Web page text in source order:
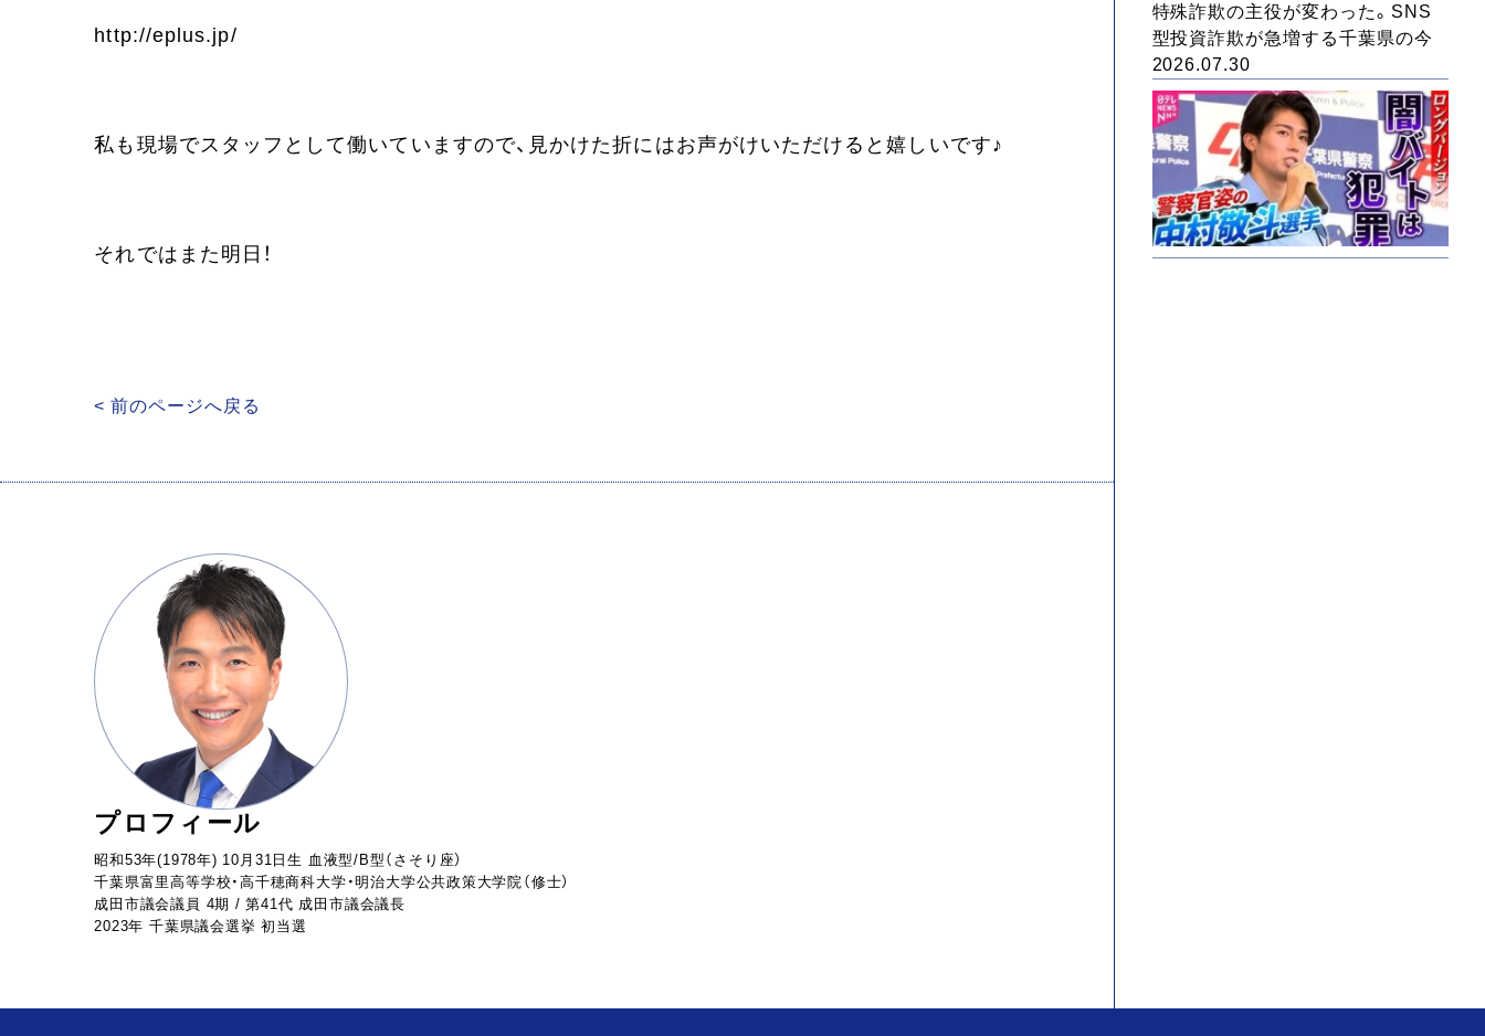
http://eplus.jp/
私も現場でスタッフとして働いていますので、見かけた折にはお声がけいただけると嬉しいです♪
それではまた明日！
< 前のページへ戻る
プロフィール
昭和53年(1978年) 10月31日生 血液型/B型（さそり座）
千葉県富里高等学校・高千穂商科大学・明治大学公共政策大学院（修士）
成田市議会議員 4期 / 第41代 成田市議会議長
2023年 千葉県議会選挙 初当選
特殊詐欺の主役が変わった。SNS
型投資詐欺が急増する千葉県の今
2026.07.30